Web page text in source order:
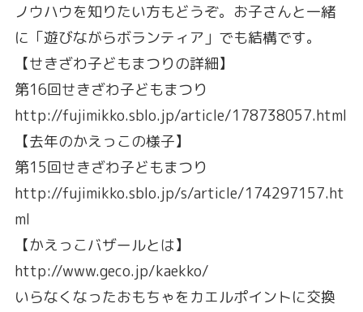
ノウハウを知りたい方もどうぞ。お子さんと一緒
に「遊びながらボランティア」でも結構です。
【せきざわ子どもまつりの詳細】
第16回せきざわ子どもまつり
http://fujimikko.sblo.jp/article/178738057.html
【去年のかえっこの様子】
第15回せきざわ子どもまつり
http://fujimikko.sblo.jp/s/article/174297157.ht
ml
【かえっこバザールとは】
http://www.geco.jp/kaekko/
いらなくなったおもちゃをカエルポイントに交換